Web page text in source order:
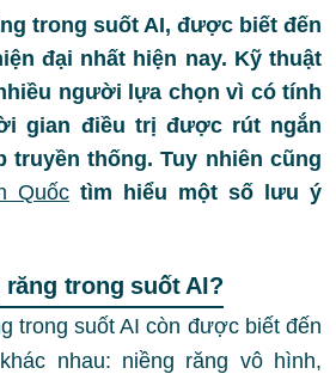
trong suốt AI, được biết đến
đại nhất hiện nay. Kỹ thuật
người lựa chọn vì có tính
gian điều trị được rút ngắn
truyền thống. Tuy nhiên cũng
Quốc tìm hiểu một số lưu ý
trong suốt AI?
trong suốt AI còn được biết đến
nhau: niềng răng vô hình,